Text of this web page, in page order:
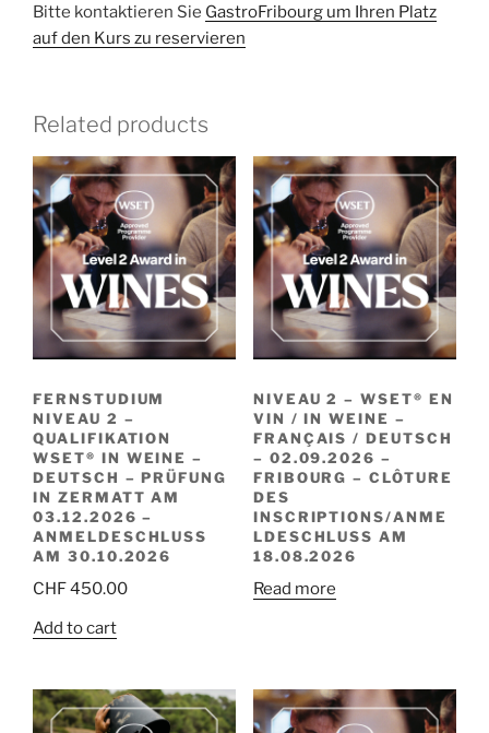
Bitte kontaktieren Sie GastroFribourg um Ihren Platz
auf den Kurs zu reservieren
Related products
FERNSTUDIUM
NIVEAU 2 –
QUALIFIKATION
WSET® IN WEINE –
DEUTSCH – PRÜFUNG
IN ZERMATT AM
03.12.2026 –
ANMELDESCHLUSS
AM 30.10.2026
CHF450.00
Add to cart
NIVEAU 2 – WSET® EN
VIN / IN WEINE –
FRANÇAIS / DEUTSCH
– 02.09.2026 –
FRIBOURG – CLÔTURE
DES
INSCRIPTIONS/ANME
LDESCHLUSS AM
18.08.2026
Read more